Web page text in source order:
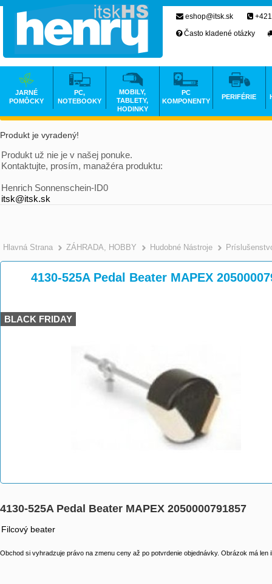
Produkt je vyradený!
Produkt už nie je v našej ponuke.
Kontaktujte, prosím, manažéra produktu:
Henrich Sonnenschein-ID0
itsk@itsk.sk
Hlavná Strana >
ZÁHRADA, HOBBY >
Hudobné Nástroje
4130-525A Pedal Beater MAPEX
BLACK FRIDAY
4130-525A Pedal Beater MAPEX 2050000791857
Filcový beater
Obchod si vyhradzuje právo na zmenu ceny až po potvrdenie objednávky. Obrázok má len
eshop@itsk.sk
Často kladené otázky
JARNÉ
POMÔCKY
PC,
NOTEBOOKY
MOBILY,
TABLETY,
HODINKY
PC
KOMPONENTY
PERIFÉRIE